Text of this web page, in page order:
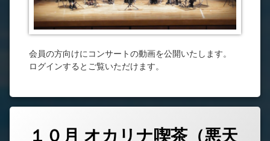
会員の方向けにコンサートの動画を公開いたします。
ログインするとご覧いただけます。
１０月 オカリナ喫茶（悪天